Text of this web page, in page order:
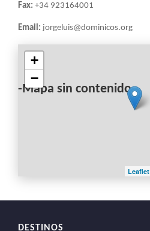
Fax: +34 923164001
Email: jorgeluis@dominicos.org
-Mapa sin contenido-
+
−
Leaflet
DESTINOS